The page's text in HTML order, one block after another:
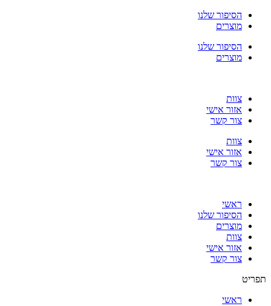
לתוכן
הסיפור שלנו
מוצרים
הסיפור שלנו
מוצרים
צוות
אזור אישי
צור קשר
צוות
אזור אישי
צור קשר
ראשי
הסיפור שלנו
מוצרים
צוות
אזור אישי
צור קשר
תפריט
ראשי